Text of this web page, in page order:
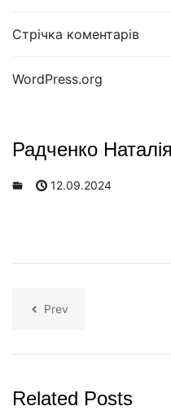
Стрічка коментарів
WordPress.org
Радченко
12.09.2024
Prev
Related Posts